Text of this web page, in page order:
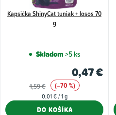
Kapsička ShinyCat tuniak + losos 70
g
Skladom>5 ks
0,47 €
1,59 € (–70 %)
Jednotková
0,01 € / 1 g
DO KOŠÍKA